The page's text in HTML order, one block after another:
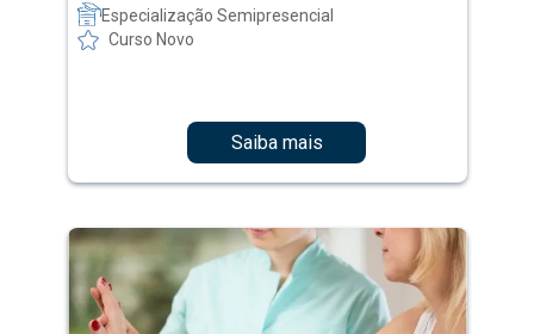
Especialização Semipresencial
Curso Novo
Saiba mais